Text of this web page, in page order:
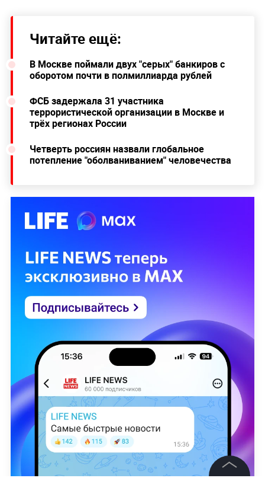
Читайте ещё:
В Москве поймали двух "серых" банкиров с
оборотом почти в полмиллиарда рублей
ФСБ задержала 31 участника
террористической организации в Москве и
трёх регионах России
Четверть россиян назвали глобальное
потепление "оболваниванием" человечества